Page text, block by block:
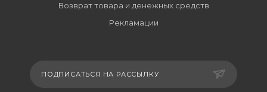
Возврат товара и денежных средств
Рекламации
ПОДПИСАТЬСЯ НА РАССЫЛКУ